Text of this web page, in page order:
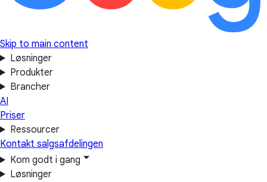
Skip to main content
Løsninger
Produkter
Brancher
AI
Priser
Ressourcer
Kontakt salgsafdelingen
Kom godt i gang
Løsninger